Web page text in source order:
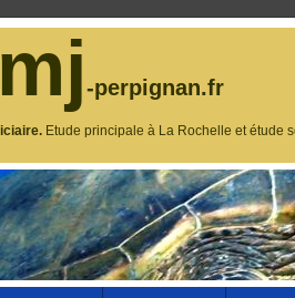
mj-perpignan.fr
Etude principale à La Rochelle et étude